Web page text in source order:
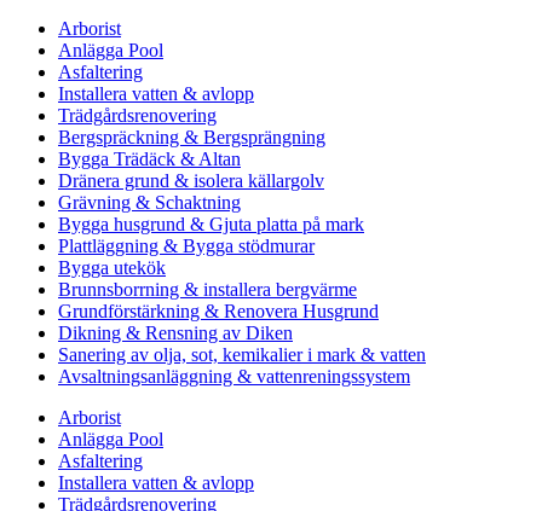
Arborist
Anlägga Pool
Asfaltering
Installera vatten & avlopp
Trädgårdsrenovering
Bergspräckning & Bergsprängning
Bygga Trädäck & Altan
Dränera grund & isolera källargolv
Grävning & Schaktning
Bygga husgrund & Gjuta platta på mark
Plattläggning & Bygga stödmurar
Bygga utekök
Brunnsborrning & installera bergvärme
Grundförstärkning & Renovera Husgrund
Dikning & Rensning av Diken
Sanering av olja, sot, kemikalier i mark & vatten
Avsaltningsanläggning & vattenreningssystem
Arborist
Anlägga Pool
Asfaltering
Installera vatten & avlopp
Trädgårdsrenovering